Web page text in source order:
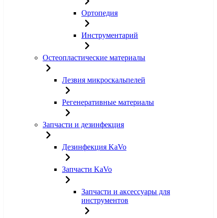
Ортопедия
Инструментарий
Остеопластические материалы
Лезвия микроскальпелей
Регенеративные материалы
Запчасти и дезинфекция
Дезинфекция KaVo
Запчасти KaVo
Запчасти и аксессуары для
инструментов